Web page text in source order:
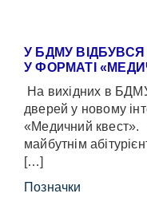
У БДМУ
У ФОРМАТІ
На вихідних в
дверей у новому
«Медичний квест».
майбутнім
[…]
Позначки